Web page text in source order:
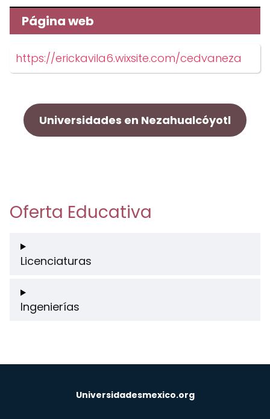
Página web
https://erickavila6.wixsite.com/cedvaneza
Universidades en Nezahualcóyotl
Oferta Educativa
Licenciaturas
Ingenierías
Universidadesmexico.org